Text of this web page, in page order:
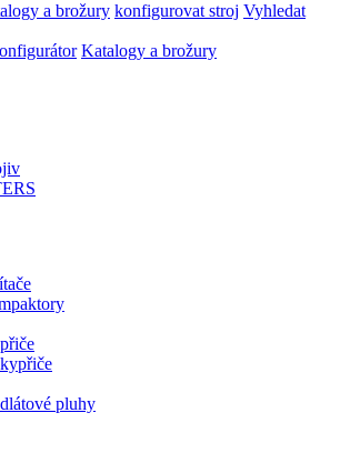
a brožury konfigurovat stroj Vyhledat
Katalogy a brožury
pluhy